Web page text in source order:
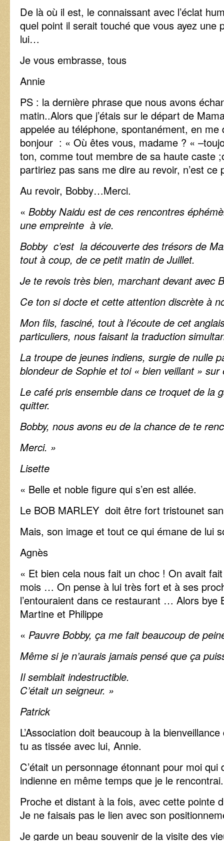
De là où il est, le connaissant avec l’éclat
quel point il serait touché que vous ayez une
lui…
Je vous embrasse, tous
Annie
PS : la dernière phrase que nous avons
matin..Alors que j’étais sur le départ de
appelée au téléphone, spontanément, en me
bonjour : « Où êtes vous, madame ? «
ton, comme tout membre de sa haute caste
partiriez pas sans me dire au revoir, n’est
Au revoir, Bobby…Merci.
« Bobby Naidu est de ces rencontres
une empreinte à vie.
Bobby c’est la découverte des trésors de
tout à coup, de ce petit matin de Juillet.
Je te revois très bien, marchant devant avec
Ce ton si docte et cette attention discrète à
Mon fils, fasciné, tout à l’écoute de cet
particuliers, nous faisant la traduction
La troupe de jeunes indiens, surgie de nulle
blondeur de Sophie et toi « bien veillant »
Le café pris ensemble dans ce troquet de la
quitter.
Bobby, nous avons eu de la chance de te
Merci. »
Lisette
« Belle et noble figure qui s’en est allée.
Le BOB MARLEY doit être fort tristounet
Mais, son image et tout ce qui émane de lui
Agnès
« Et bien cela nous fait un choc ! On avait
mois … On pense à lui très fort et à ses
l’entouraient dans ce restaurant … Alors bye
Martine et Philippe
« Pauvre Bobby, ça me fait beaucoup de
Même si je n’aurais jamais pensé que ça
Il semblait indestructible.
C’était un seigneur. »
Patrick
L’Association doit beaucoup à la
tu as tissée avec lui, Annie.
C’était un personnage étonnant pour moi qui
indienne en même temps que je le rencontrai.
Proche et distant à la fois, avec cette pointe
Je ne faisais pas le lien avec son
Je garde un beau souvenir de la visite des